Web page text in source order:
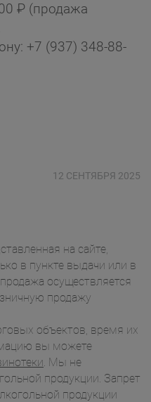
₽ (продажа
+7 (937) 348-88-
12 СЕНТЯБРЯ 2025
на сайте,
в пункте выдачи или в
осуществляется
продажу
объектов, время их
вы можете
. Мы не
продукции. Запрет
продукции